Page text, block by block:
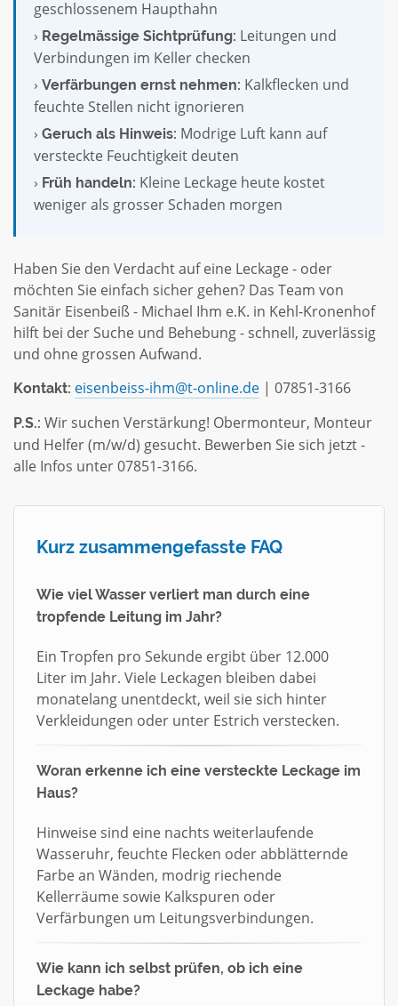
geschlossenem Haupthahn
› Regelmässige Sichtprüfung: Leitungen und
Verbindungen im Keller checken
› Verfärbungen ernst nehmen: Kalkflecken und
feuchte Stellen nicht ignorieren
› Geruch als Hinweis: Modrige Luft kann auf
versteckte Feuchtigkeit deuten
› Früh handeln: Kleine Leckage heute kostet
weniger als grosser Schaden morgen
Haben Sie den Verdacht auf eine Leckage - oder
möchten Sie einfach sicher gehen? Das Team von
Sanitär Eisenbeiß - Michael Ihm e.K. in Kehl-Kronenhof
hilft bei der Suche und Behebung - schnell, zuverlässig
und ohne grossen Aufwand.
Kontakt: eisenbeiss-ihm@t-online.de | 07851-3166
P.S.: Wir suchen Verstärkung! Obermonteur, Monteur
und Helfer (m/w/d) gesucht. Bewerben Sie sich jetzt -
alle Infos unter 07851-3166.
Kurz zusammengefasste FAQ
Wie viel Wasser verliert man durch eine
tropfende Leitung im Jahr?
Ein Tropfen pro Sekunde ergibt über 12.000
Liter im Jahr. Viele Leckagen bleiben dabei
monatelang unentdeckt, weil sie sich hinter
Verkleidungen oder unter Estrich verstecken.
Woran erkenne ich eine versteckte Leckage im
Haus?
Hinweise sind eine nachts weiterlaufende
Wasseruhr, feuchte Flecken oder abblätternde
Farbe an Wänden, modrig riechende
Kellerräume sowie Kalkspuren oder
Verfärbungen um Leitungsverbindungen.
Wie kann ich selbst prüfen, ob ich eine
Leckage habe?